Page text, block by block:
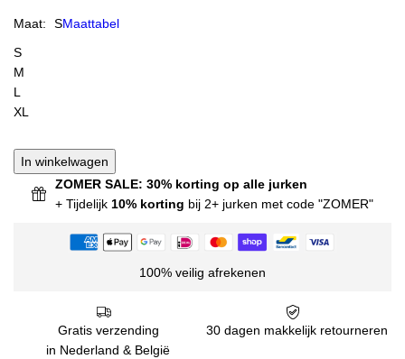
Maat: SMaattabel
S
M
L
XL
In winkelwagen
ZOMER SALE: 30% korting op alle jurken
+ Tijdelijk 10% korting bij 2+ jurken met code "ZOMER"
100% veilig afrekenen
Gratis verzending
in Nederland & België
30 dagen makkelijk retourneren